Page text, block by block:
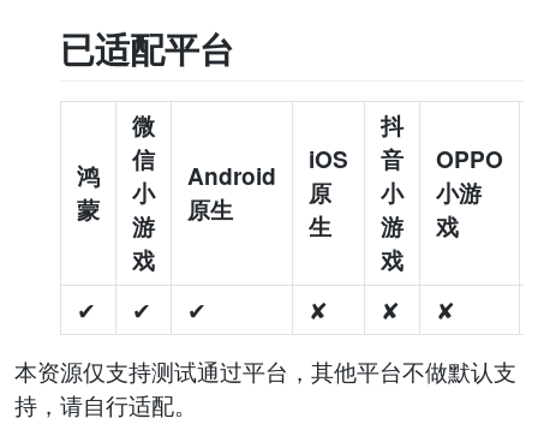
已适配平台
鸿
蒙
微
信
小
游
戏
Android
原生
iOS
原
生
抖
音
小
游
戏
OPPO
小游
戏
✔ ✔ ✔ ✘ ✘ ✘
本资源仅支持测试通过平台，其他平台不做默认支
持，请自行适配。